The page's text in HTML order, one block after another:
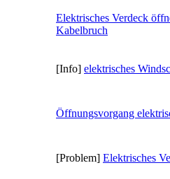
Elektrisches Verdeck
Kabelbruch
[Info] elektrisches
Öffnungsvorgang
[Problem] Elektrisches